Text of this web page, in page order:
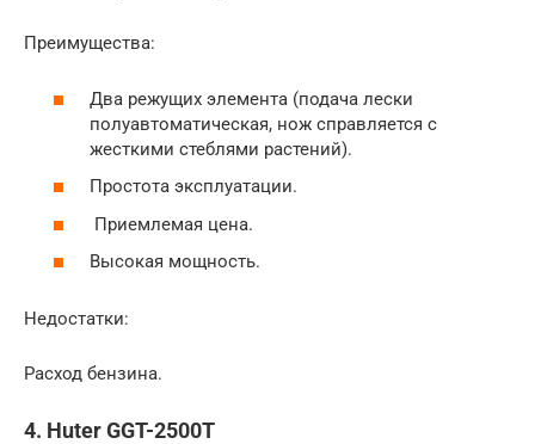
Преимущества:
Два режущих элемента (подача лески
полуавтоматическая, нож справляется с
жесткими стеблями растений).
Простота эксплуатации.
Приемлемая цена.
Высокая мощность.
Недостатки:
Расход бензина.
4. Huter GGT-2500T